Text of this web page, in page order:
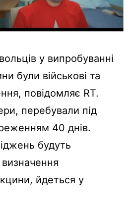
у випробуванні
були військові та
повідомляє RT.
перебували під
40 днів.
будуть
йдеться у